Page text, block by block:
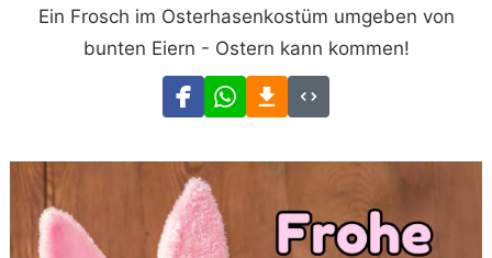
Ein Frosch im Osterhasenkostüm umgeben von
bunten Eiern - Ostern kann kommen!